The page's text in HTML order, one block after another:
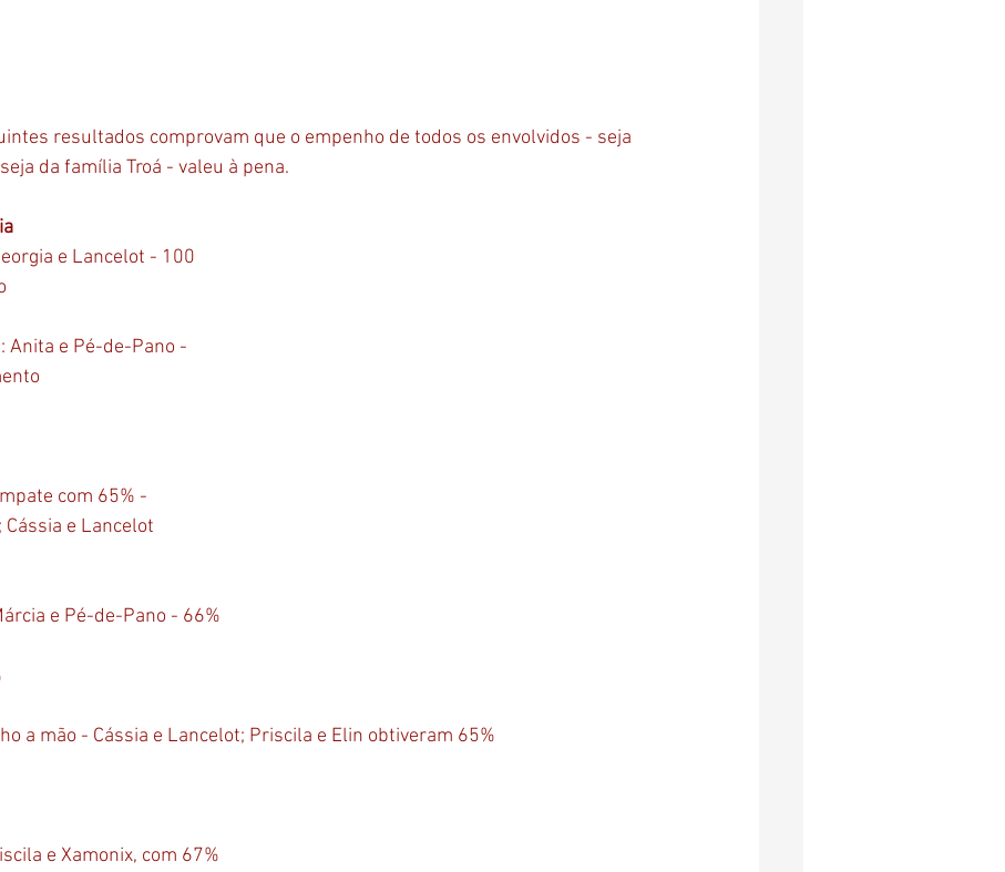
resultados comprovam que o empenho de todos os envolvidos - seja
da família Troá - valeu à pena.
e Lancelot - 100
Anita e Pé-de-Pano -
com 65% -
e Lancelot
e Pé-de-Pano - 66%
a mão - Cássia e Lancelot; Priscila e Elin obtiveram 65%
e Xamonix, com 67%